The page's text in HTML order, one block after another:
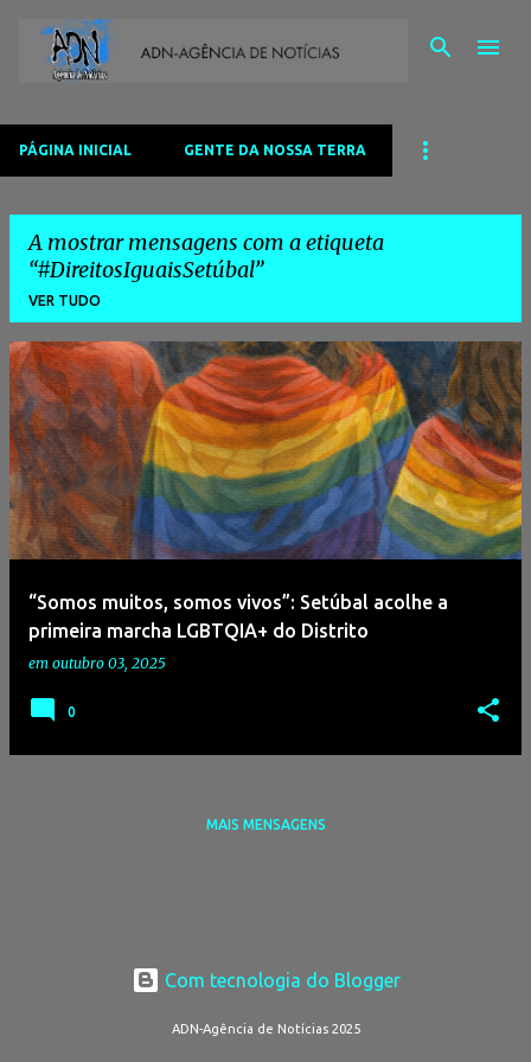
PÁGINA INICIAL GENTE DA NOSSA TERRA
A mostrar mensagens com a etiqueta
#DireitosIguaisSetúbal
VER TUDO
M
e
n
s
a
g
“Somos muitos, somos vivos”: Setúbal acolhe a
primeira marcha LGBTQIA+ do Distrito
em outubro 03, 2025
0
MAIS MENSAGENS
Com tecnologia do Blogger
ADN-Agência de Notícias 2025